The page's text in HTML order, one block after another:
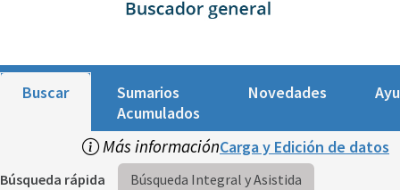
Buscar
Sumarios
Acumulados
Novedades
Más informaciónCarga y Edición de datos
Búsqueda rápida Búsqueda Integral y Asistida